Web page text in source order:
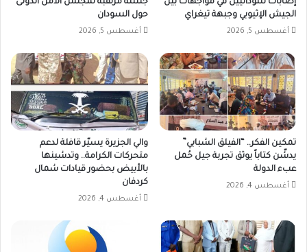
إصابات سودانيين في مواجهات بين
الجيش الإثيوبي وجبهة تيغراي
أغسطس 5, 2026
جلسة مرتقبة لمجلس الأمن الدولى
حول السودان
أغسطس 5, 2026
تمكين الفكر.. “الفيلق الشبابي”
يدشّن كتاباً يوثق تجربة جيل حُمل
عبء الدولة
أغسطس 4, 2026
والي الجزيرة يسيّر قافلة لدعم
متحركات الكرامة.. وتدشينها
بالأبيض بحضور قيادات شمال
كردفان
أغسطس 4, 2026